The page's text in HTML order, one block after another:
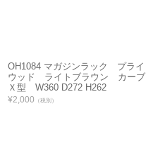
OH1084 マガジンラック プライ
ウッド ライトブラウン カーブ
Ｘ型 W360 D272 H262
¥2,000 （税別）